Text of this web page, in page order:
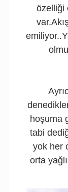
özelliği
hoşuma
tabi
yok her
orta